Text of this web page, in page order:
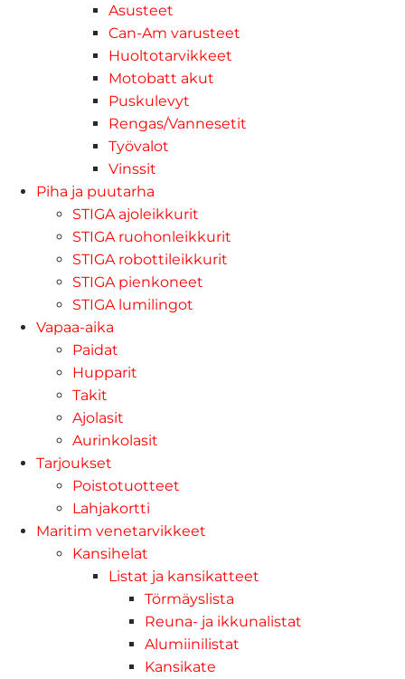
Asusteet
Can-Am varusteet
Huoltotarvikkeet
Motobatt akut
Puskulevyt
Rengas/Vannesetit
Työvalot
Vinssit
Piha ja puutarha
STIGA ajoleikkurit
STIGA ruohonleikkurit
STIGA robottileikkurit
STIGA pienkoneet
STIGA lumilingot
Vapaa-aika
Paidat
Hupparit
Takit
Ajolasit
Aurinkolasit
Tarjoukset
Poistotuotteet
Lahjakortti
Maritim venetarvikkeet
Kansihelat
Listat ja kansikatteet
Törmäyslista
Reuna- ja ikkunalistat
Alumiinilistat
Kansikate